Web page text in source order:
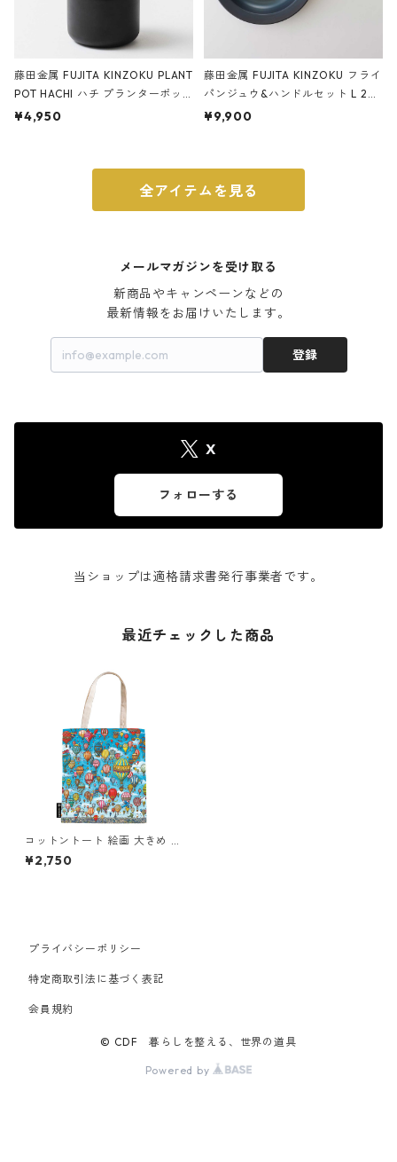
藤田金属 FUJITA KINZOKU PLANT
POT HACHI ハチ プランターポッ
ト 3号 ブラック
¥4,950
藤田金属 FUJITA KINZOKU フライ
パンジュウ&ハンドルセット L 24c
m ガス火・IH対応 鉄フライパン
¥9,900
全アイテムを見る
メールマガジンを受け取る
新商品やキャンペーンなどの
最新情報をお届けいたします。
登録
X
フォローする
当ショップは適格請求書発行事業者です。
最近チェックした商品
コットントート 絵画 大きめ p
aperblanks コットントートバ
ッグ 気球の空&夕焼け空を気
¥2,750
プライバシーポリシー
特定商取引法に基づく表記
会員規約
© CDF 暮らしを整える、世界の道具
Powered by